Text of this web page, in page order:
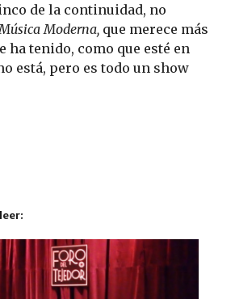
de la continuidad, no
Música Moderna, que merece más
ha tenido, como que esté en
está, pero es todo un show